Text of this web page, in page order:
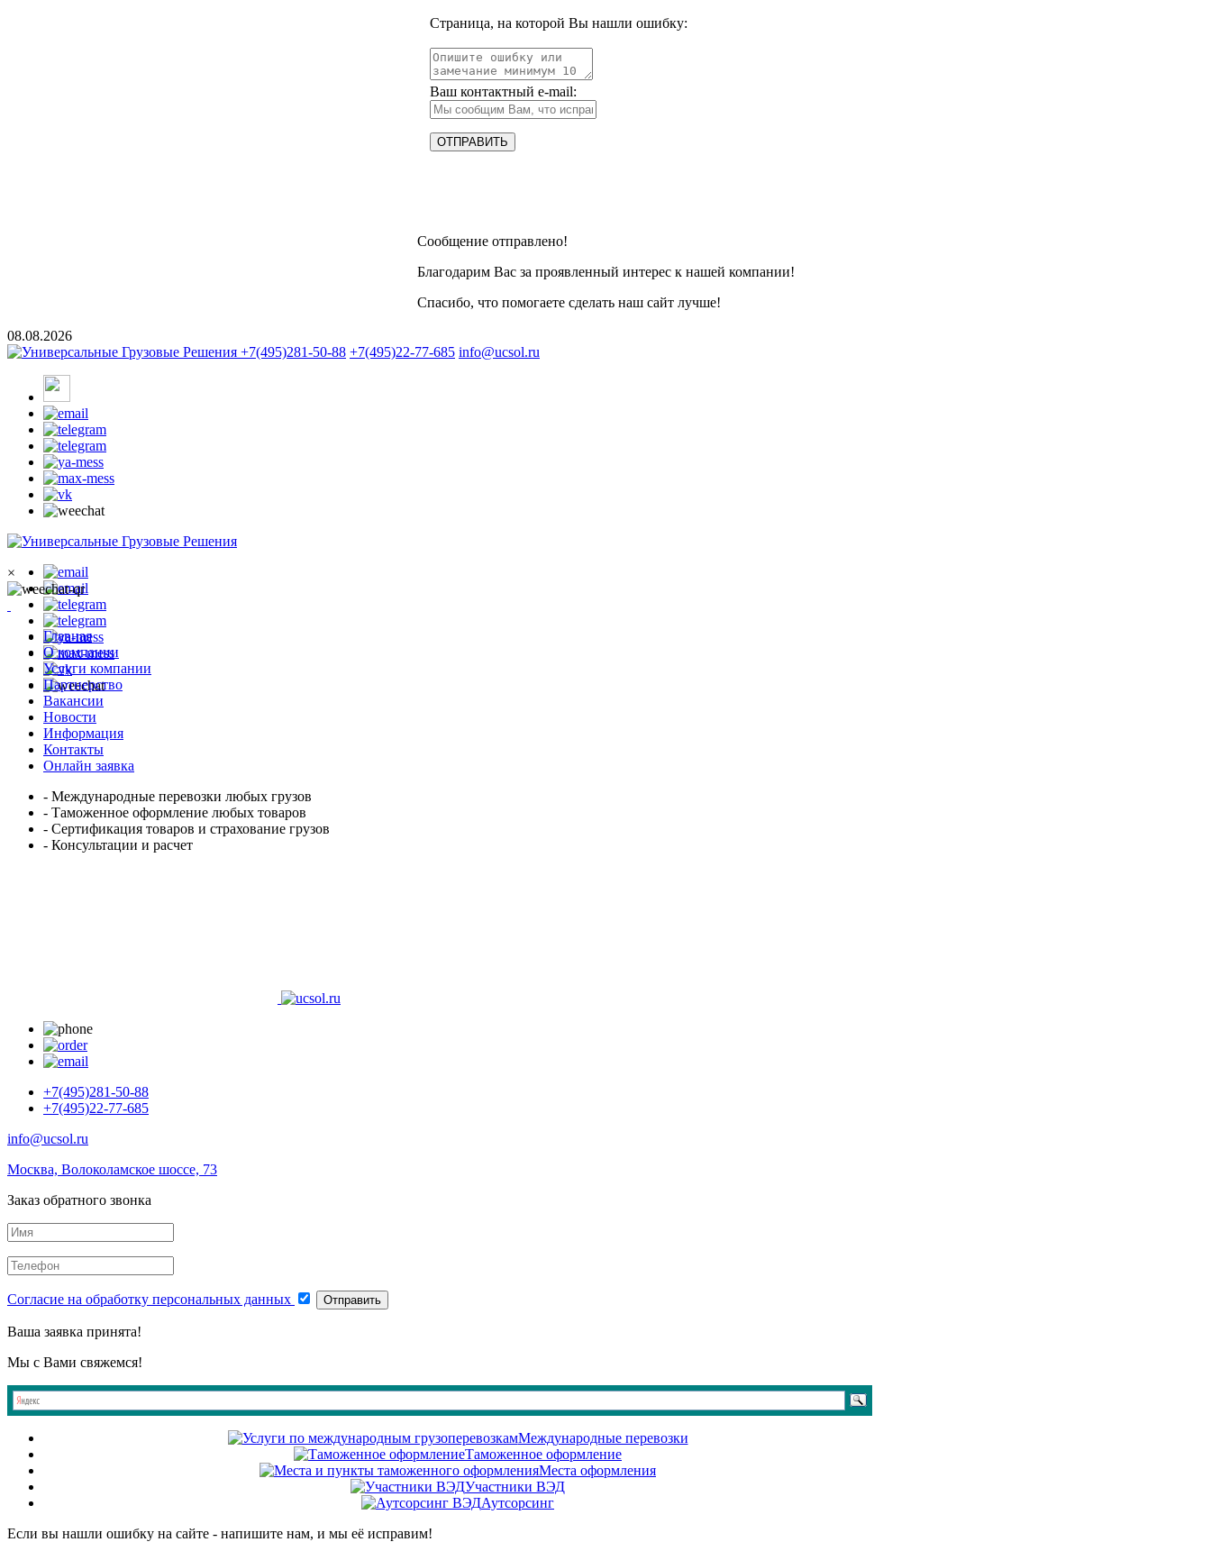
Страница, на которой Вы нашли ошибку:
Ваш контактный e-mail:
Сообщение отправлено!
Благодарим Вас за проявленный интерес к нашей компании!
Спасибо, что помогаете сделать наш сайт лучше!
08.08.2026
+7(495)281-50-88 +7(495)22-77-685 info@ucsol.ru
×
Главная
О компании
Услуги компании
Партнерство
Вакансии
Новости
Информация
Контакты
Онлайн заявка
- Международные перевозки любых грузов
- Таможенное оформление любых товаров
- Сертификация товаров и страхование грузов
- Консультации и расчет
+7(495)281-50-88
+7(495)22-77-685
info@ucsol.ru
Москва, Волоколамское шоссе, 73
Заказ обратного звонка
Согласие на обработку персональных данных Отправить
Ваша заявка принята!
Мы с Вами свяжемся!
Международные перевозки
Таможенное оформление
Места оформления
Участники ВЭД
Аутсорсинг
Если вы нашли ошибку на сайте - напишите нам, и мы её исправим!